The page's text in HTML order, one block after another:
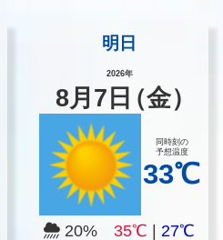
明日
2026年
8月 7 日（金）
同時刻の
予想温度
33℃
20%35℃ |27℃